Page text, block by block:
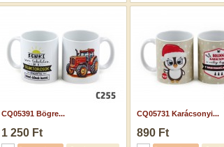
CQ05391 Bögre...
1 250 Ft
CQ05731 Karácsonyi...
890 Ft